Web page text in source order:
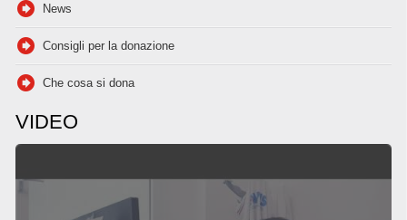
News
Consigli per la donazione
Che cosa si dona
VIDEO